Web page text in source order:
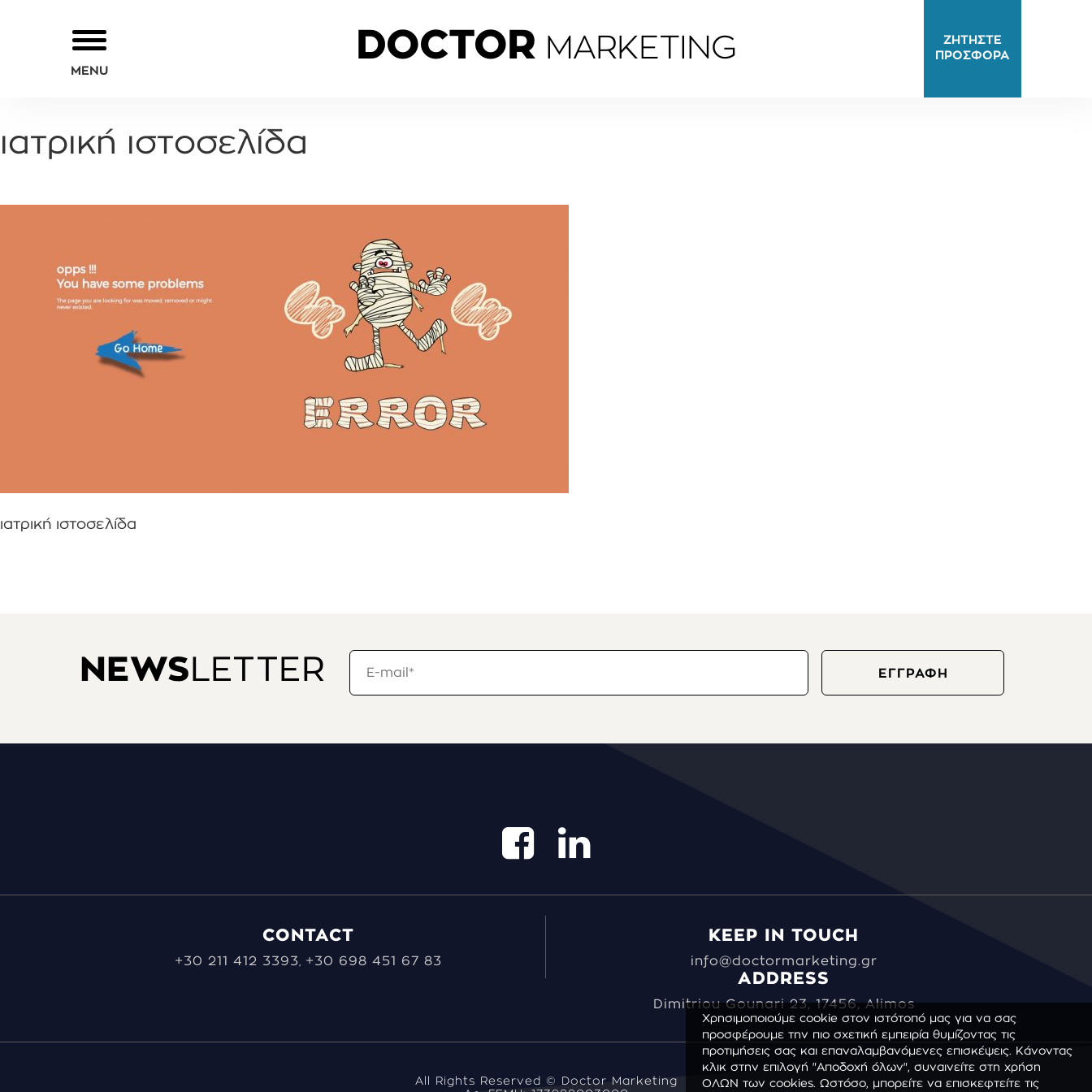
MENU
DOCTOR MARKETING
ΖΗΤΗΣΤΕ
ΠΡΟΣΦΟΡΑ
ιατρική ιστοσελίδα
ιατρική ιστοσελίδα
NEWS LETTER
CONTACT
+30 211 412 3393 +30 698 451 67 83
KEEP IN TOUCH
info@doctormarketing.gr
ADDRESS
Dimitriou Gounari 23, 17456, Alimos
All Rights Reserved © Doctor Marketing
Χρησιμοποιούμε cookie στον ιστότοπό μας για να σας
προσφέρουμε την πιο σχετική εμπειρία θυμίζοντας τις
προτιμήσεις σας και επαναλαμβανόμενες επισκέψεις. Κάνοντας
κλικ στην επιλογή "Αποδοχή όλων", συναινείτε στη χρήση
ΟΛΩΝ των cookies. Ωστόσο, μπορείτε να επισκεφτείτε τις